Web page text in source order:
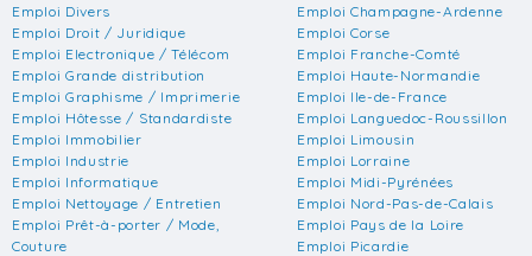
Emploi Divers
Emploi Droit / Juridique
Emploi Electronique / Télécom
Emploi Grande distribution
Emploi Graphisme / Imprimerie
Emploi Hôtesse / Standardiste
Emploi Immobilier
Emploi Industrie
Emploi Informatique
Emploi Nettoyage / Entretien
Emploi Prêt-à-porter / Mode,
Couture
Emploi Champagne-Ardenne
Emploi Corse
Emploi Franche-Comté
Emploi Haute-Normandie
Emploi Ile-de-France
Emploi Languedoc-Roussillon
Emploi Limousin
Emploi Lorraine
Emploi Midi-Pyrénées
Emploi Nord-Pas-de-Calais
Emploi Pays de la Loire
Emploi Picardie